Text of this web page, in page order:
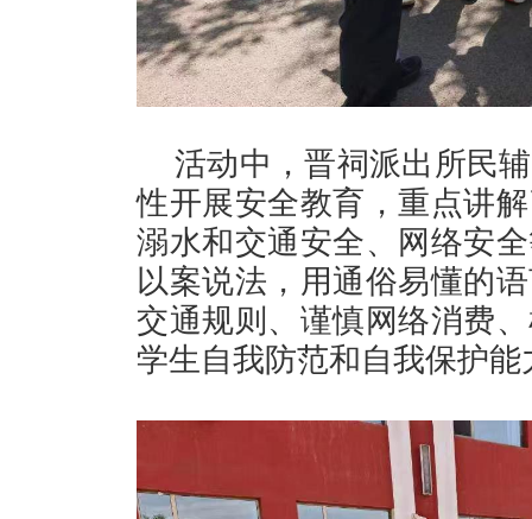
活动中，晋祠派出所民
性开展安全教育，重点讲
溺水和交通安全、网络安
以案说法，用通俗易懂的
交通规则、谨慎网络消费
学生自我防范和自我保护能